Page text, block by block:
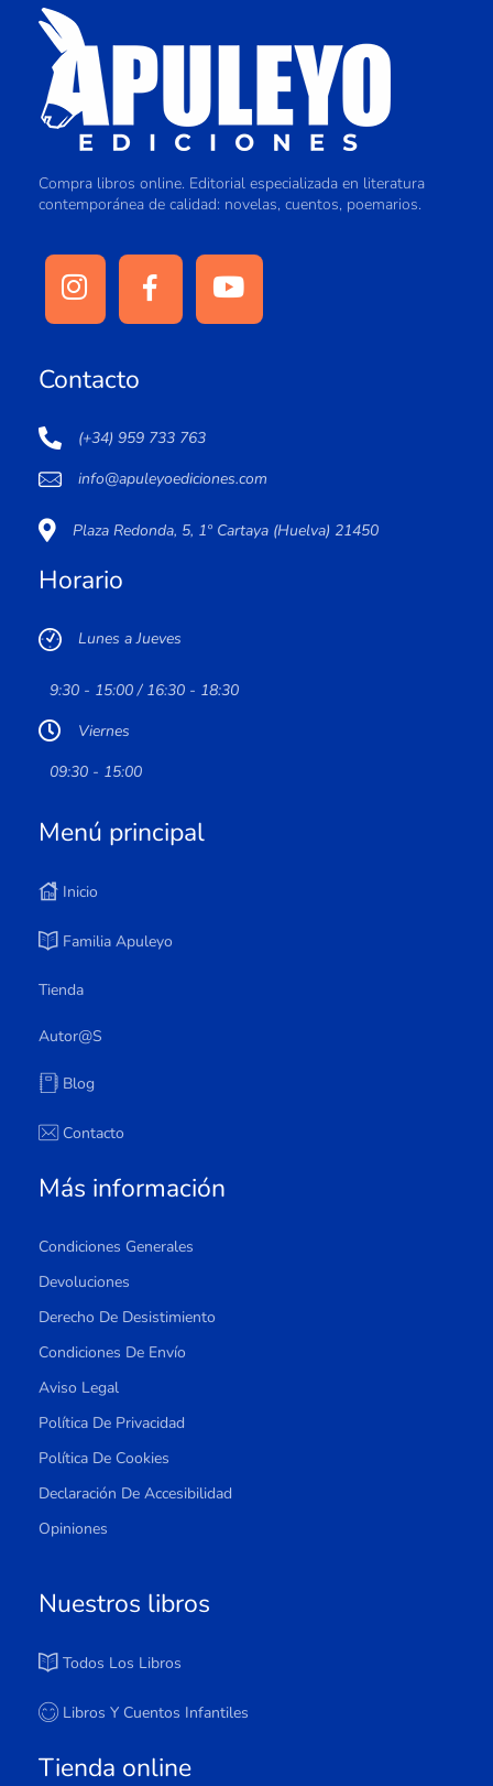
Compra libros online. Editorial especializada en literatura
contemporánea de calidad: novelas, cuentos, poemarios.
Contacto
(+34) 959 733 763
info@apuleyoediciones.com
Plaza Redonda, 5, 1º Cartaya (Huelva) 21450
Horario
Lunes a Jueves
9:30 - 15:00 / 16:30 - 18:30
Viernes
09:30 - 15:00
Menú principal
Inicio
Familia Apuleyo
Tienda
Autor@s
Blog
Contacto
Más información
Condiciones Generales
Devoluciones
Derecho De Desistimiento
Condiciones De Envío
Aviso Legal
Política De Privacidad
Política De Cookies
Declaración De Accesibilidad
Opiniones
Nuestros libros
Todos Los Libros
Libros Y Cuentos Infantiles
Tienda online